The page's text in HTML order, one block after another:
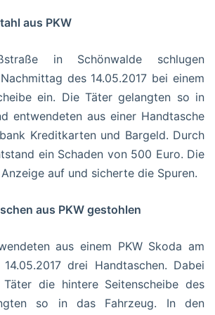
aus PKW
in Schönwalde schlugen
des 14.05.2017 bei einem
ein. Die Täter gelangten so in
entwendeten aus einer Handtasche
Kreditkarten und Bargeld. Durch
ein Schaden von 500 Euro. Die
auf und sicherte die Spuren.
aus PKW gestohlen
aus einem PKW Skoda am
drei Handtaschen. Dabei
die hintere Seitenscheibe des
so in das Fahrzeug. In den